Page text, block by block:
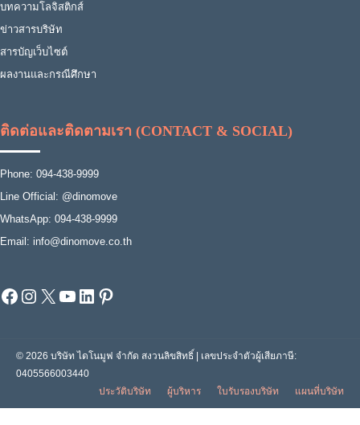
บทความโลจิสติกส์
ข่าวสารบริษัท
สารบัญเว็บไซต์
ผลงานและกรณีศึกษา
ติดต่อและติดตามเรา (CONTACT & SOCIAL)
Phone: 094-438-9999
Line Official: @dinomove
WhatsApp: 094-438-9999
Email: info@dinomove.co.th
Facebook
Instagram
X YouTube
LinkedIn
Pinterest
© 2026 บริษัท ไดโนมูฟ จำกัด สงวนลิขสิทธิ์ | เลขประจำตัวผู้เสียภาษี:
0405566003440
ประวัติบริษัท
ผู้บริหาร ใบรับรองบริษัท แผนที่บริษัท